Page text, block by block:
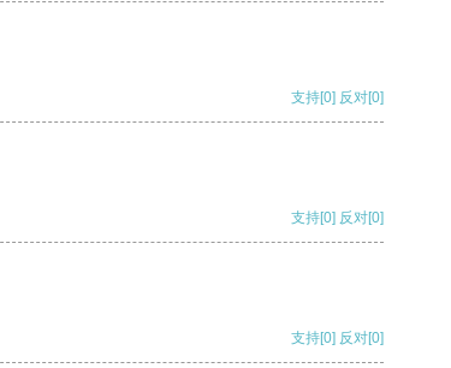
支持[0] 反对[0]
支持[0] 反对[0]
支持[0] 反对[0]